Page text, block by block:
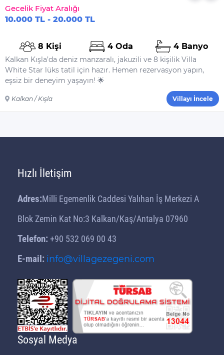
Gecelik Fiyat Aralığı
10.000 TL - 20.000 TL
8 Kişi 4 Oda 4 Banyo
Kalkan Kışla’da deniz manzaralı, jakuzili ve 8 kişilik Villa
White Star lüks tatil için hazır. Hemen rezervasyon yapın,
eşsiz bir deneyim yaşayın! 🌟
Kalkan / Kışla Villayı İncele
Hızlı İletişim
Adres:Milli Egemenlik Caddesi Yalıhan İş Merkezi A
Blok Zemin Kat No:3 Kalkan/Kaş/Antalya 07960
Telefon: +90 532 069 00 43
E-mail: info@villagezegeni.com
Sosyal Medya